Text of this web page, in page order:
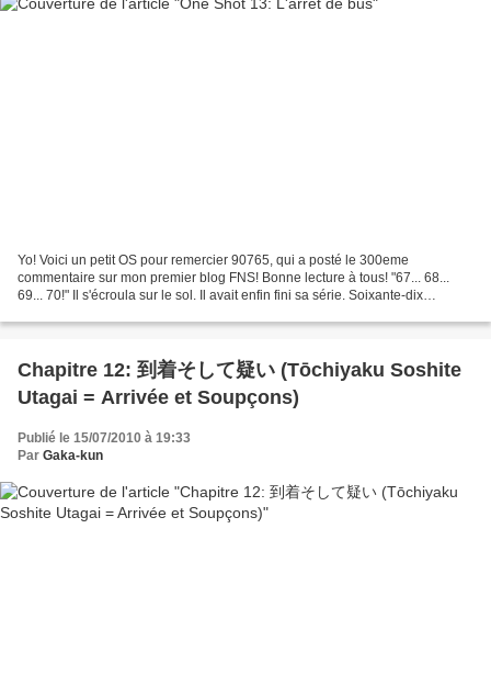
Yo! Voici un petit OS pour remercier 90765, qui a posté le 300eme
commentaire sur mon premier blog FNS! Bonne lecture à tous! "67... 68...
69... 70!" Il s'écroula sur le sol. Il avait enfin fini sa série. Soixante-dix
Chapitre 12: 到着そして疑い (Tōchiyaku Soshite
Utagai = Arrivée et Soupçons)
Publié le 15/07/2010 à 19:33
Par Gaka-kun